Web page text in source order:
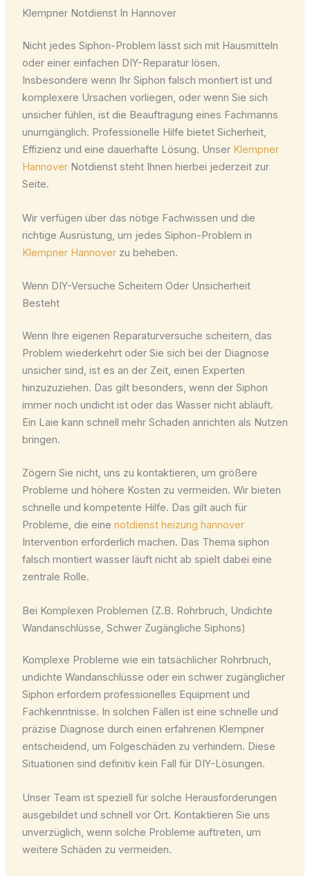
Klempner Notdienst In Hannover
Nicht jedes Siphon-Problem lässt sich mit Hausmitteln
oder einer einfachen DIY-Reparatur lösen.
Insbesondere wenn Ihr Siphon falsch montiert ist und
komplexere Ursachen vorliegen, oder wenn Sie sich
unsicher fühlen, ist die Beauftragung eines Fachmanns
unumgänglich. Professionelle Hilfe bietet Sicherheit,
Effizienz und eine dauerhafte Lösung. Unser Klempner
HannoverNotdienst steht Ihnen hierbei jederzeit zur
Seite.
Wir verfügen über das nötige Fachwissen und die
richtige Ausrüstung, um jedes Siphon-Problem in
Klempner Hannoverzu beheben.
Wenn DIY-Versuche Scheitern Oder Unsicherheit
Besteht
Wenn Ihre eigenen Reparaturversuche scheitern, das
Problem wiederkehrt oder Sie sich bei der Diagnose
unsicher sind, ist es an der Zeit, einen Experten
hinzuzuziehen. Das gilt besonders, wenn der Siphon
immer noch undicht ist oder das Wasser nicht abläuft.
Ein Laie kann schnell mehr Schaden anrichten als Nutzen
bringen.
Zögern Sie nicht, uns zu kontaktieren, um größere
Probleme und höhere Kosten zu vermeiden. Wir bieten
schnelle und kompetente Hilfe. Das gilt auch für
Probleme, die eine notdienst heizung hannover
Intervention erforderlich machen. Das Thema siphon
falsch montiert wasser läuft nicht ab spielt dabei eine
zentrale Rolle.
Bei Komplexen Problemen (Z.B. Rohrbruch, Undichte
Wandanschlüsse, Schwer Zugängliche Siphons)
Komplexe Probleme wie ein tatsächlicher Rohrbruch,
undichte Wandanschlüsse oder ein schwer zugänglicher
Siphon erfordern professionelles Equipment und
Fachkenntnisse. In solchen Fällen ist eine schnelle und
präzise Diagnose durch einen erfahrenen Klempner
entscheidend, um Folgeschäden zu verhindern. Diese
Situationen sind definitiv kein Fall für DIY-Lösungen.
Unser Team ist speziell für solche Herausforderungen
ausgebildet und schnell vor Ort. Kontaktieren Sie uns
unverzüglich, wenn solche Probleme auftreten, um
weitere Schäden zu vermeiden.